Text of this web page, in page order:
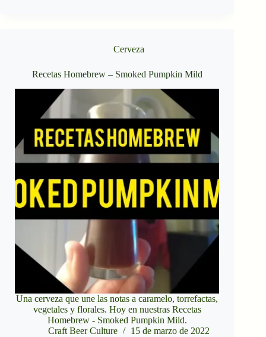
Cerveza
Recetas Homebrew – Smoked Pumpkin Mild
Una cerveza que une las notas a caramelo, torrefactas,
vegetales y florales. Hoy en nuestras Recetas
Homebrew - Smoked Pumpkin Mild.
Craft Beer Culture
15 de marzo de 2022